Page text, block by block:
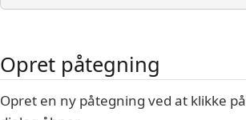
Opret påtegning
Opret en ny påtegning ved at klikke på